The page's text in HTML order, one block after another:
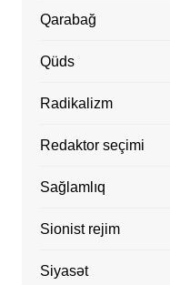
Qarabağ
Qüds
Radikalizm
Redaktor seçimi
Sağlamlıq
Sionist rejim
Siyasət